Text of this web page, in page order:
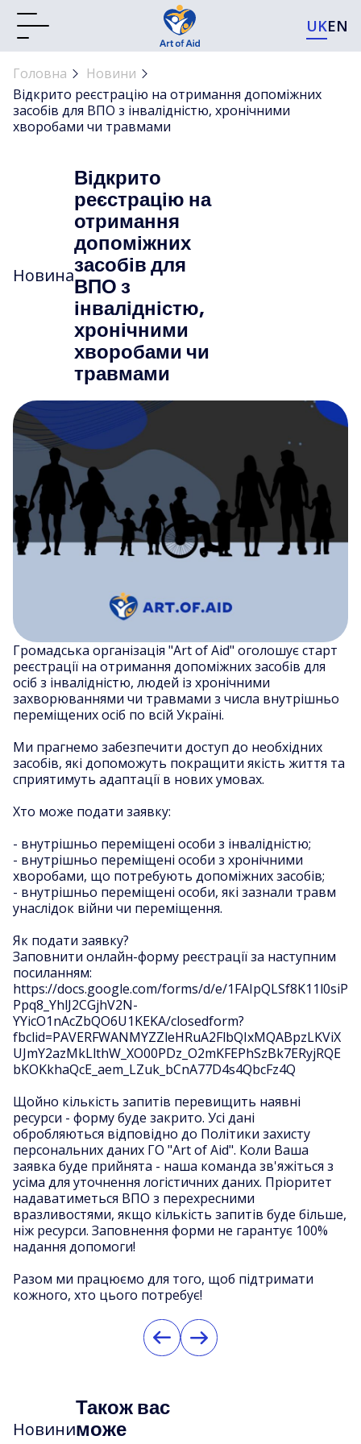
UKEN
Головна
Новини
Відкрито реєстрацію на отримання допоміжних
засобів для ВПО з інвалідністю, хронічними
хворобами чи травмами
Новина
Відкрито
реєстрацію на
отримання
допоміжних
засобів для
ВПО з
інвалідністю,
хронічними
хворобами чи
травмами
Громадська організація "Art of Aid" оголошує старт
реєстрації на отримання допоміжних засобів для
осіб з інвалідністю, людей із хронічними
захворюваннями чи травмами з числа внутрішньо
переміщених осіб по всій Україні.
Ми прагнемо забезпечити доступ до необхідних
засобів, які допоможуть покращити якість життя та
сприятимуть адаптації в нових умовах.
Хто може подати заявку:
- внутрішньо переміщені особи з інвалідністю;
- внутрішньо переміщені особи з хронічними
хворобами, що потребують допоміжних засобів;
- внутрішньо переміщені особи, які зазнали травм
унаслідок війни чи переміщення.
Як подати заявку?
Заповнити онлайн-форму реєстрації за наступним
посиланням:
https://docs.google.com/forms/d/e/1FAIpQLSf8K11l0siP
Ppq8_YhlJ2CGjhV2N-
YYicO1nAcZbQO6U1KEKA/closedform?
fbclid=PAVERFWANMYZZleHRuA2FlbQIxMQABpzLKViX
UJmY2azMkLlthW_XO00PDz_O2mKFEPhSzBk7ERyjRQE
bKOKkhaQcE_aem_LZuk_bCnA77D4s4QbcFz4Q
Щойно кількість запитів перевищить наявні
ресурси - форму буде закрито. Усі дані
обробляються відповідно до Політики захисту
персональних даних ГО "Art of Aid". Коли Ваша
заявка буде прийнята - наша команда зв'яжіться з
усіма для уточнення логістичних даних. Пріоритет
надаватиметься ВПО з перехресними
вразливостями, якщо кількість запитів буде більше,
ніж ресурси. Заповнення форми не гарантує 100%
надання допомоги!
Разом ми працюємо для того, щоб підтримати
кожного, хто цього потребує!
Новини
Також вас
може